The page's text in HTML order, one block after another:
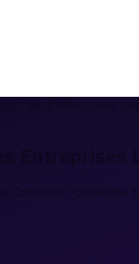
Cotonou :